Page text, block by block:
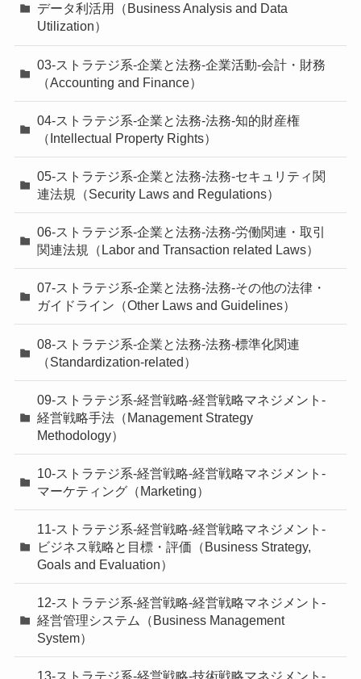
データ利活用（Business Analysis and Data
Utilization）
03-ストラテジ系-企業と法務-企業活動-会計・財務
（Accounting and Finance）
04-ストラテジ系-企業と法務-法務-知的財産権
（Intellectual Property Rights）
05-ストラテジ系-企業と法務-法務-セキュリティ関
連法規（Security Laws and Regulations）
06-ストラテジ系-企業と法務-法務-労働関連・取引
関連法規（Labor and Transaction related Laws）
07-ストラテジ系-企業と法務-法務-その他の法律・
ガイドライン（Other Laws and Guidelines）
08-ストラテジ系-企業と法務-法務-標準化関連
（Standardization-related）
09-ストラテジ系-経営戦略-経営戦略マネジメント-
経営戦略手法（Management Strategy
Methodology）
10-ストラテジ系-経営戦略-経営戦略マネジメント-
マーケティング（Marketing）
11-ストラテジ系-経営戦略-経営戦略マネジメント-
ビジネス戦略と目標・評価（Business Strategy,
Goals and Evaluation）
12-ストラテジ系-経営戦略-経営戦略マネジメント-
経営管理システム（Business Management
System）